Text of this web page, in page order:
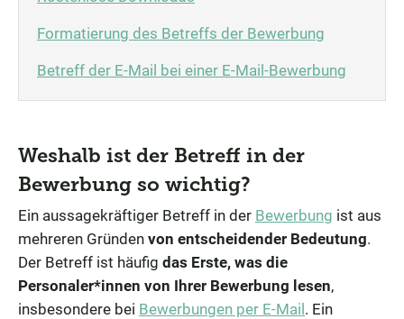
Formatierung des Betreffs der Bewerbung
Betreff der E-Mail bei einer E-Mail-Bewerbung
Weshalb ist der Betreff in der
Bewerbung so wichtig?
Ein aussagekräftiger Betreff in der Bewerbung ist aus
mehreren Gründen von entscheidender Bedeutung.
Der Betreff ist häufig das Erste, was die
Personaler*innen von Ihrer Bewerbung lesen,
insbesondere bei Bewerbungen per E-Mail . Ein